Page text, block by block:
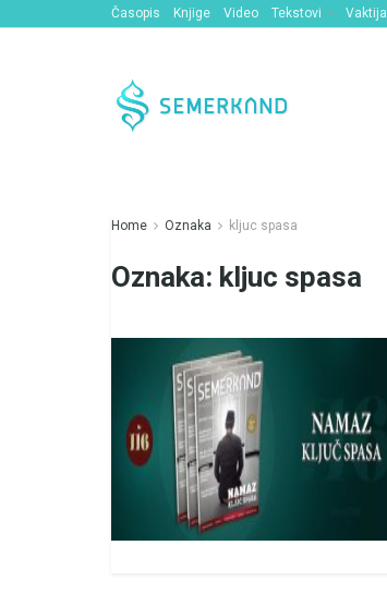
Časopis Knjige Video Tekstovi Vaktija
Home Oznaka kljuc spasa
Oznaka: kljuc spasa